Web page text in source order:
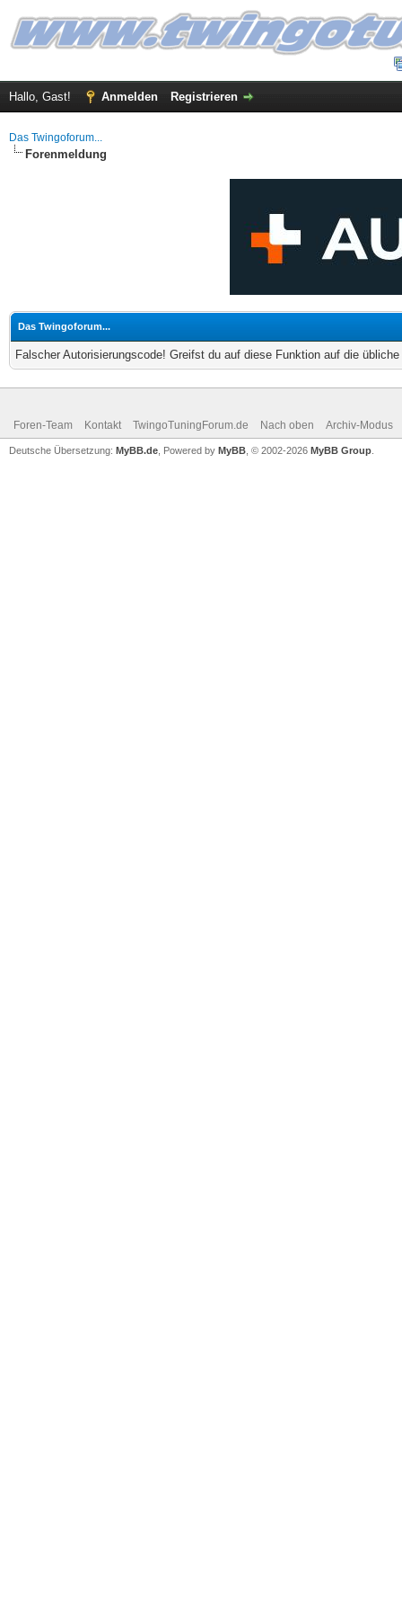
Hallo, Gast! Anmelden Registrieren
Das Twingoforum...
Forenmeldung
Das Twingoforum...
Falscher Autorisierungscode! Greifst du auf diese Funktion auf die
Foren-Team Kontakt TwingoTuningForum.de Nach oben Archiv-Modus
Deutsche Übersetzung: MyBB.de , Powered by MyBB , © 2002-2026 MyBB Group